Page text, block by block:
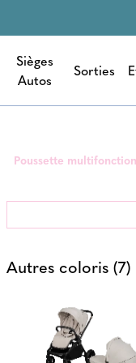
Sièges
Autos
Sorties
Poussette
Autres coloris (7)